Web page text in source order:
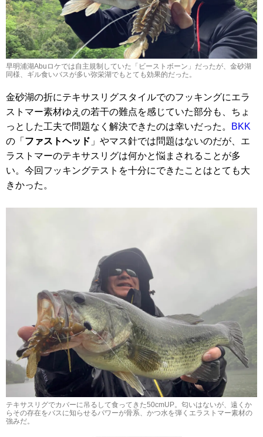
早明浦湖Abuロケでは自主規制していた「ビーストボーン」だったが、金砂湖
同様、ギル食いバスが多い弥栄湖でもとても効果的だった。
金砂湖の折にテキサスリグスタイルでのフッキングにエラ
ストマー素材ゆえの若干の難点を感じていた部分も、ちょ
っとした工夫で問題なく解決できたのは幸いだった。
BKK
の「 ファストヘッド 」やマス針では問題はないのだが、エ
ラストマーのテキサスリグは何かと悩まされることが多
い。今回フッキングテストを十分にできたことはとても大
きかった。
テキサスリグでカバーに吊るして食ってきた50cmUP。匂いはないが、遠くか
らその存在をバスに知らせるパワーが骨系、かつ水を弾くエラストマー素材の
強みだ。